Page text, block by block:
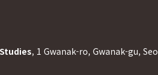
, 1 Gwanak-ro, Gwanak-gu,